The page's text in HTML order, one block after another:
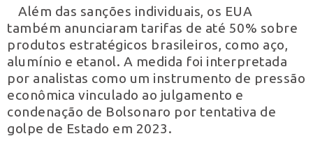
Além das sanções individuais, os EUA
também anunciaram tarifas de até 50% sobre
produtos estratégicos brasileiros, como aço,
alumínio e etanol. A medida foi interpretada
por analistas como um instrumento de pressão
econômica vinculado ao julgamento e
condenação de Bolsonaro por tentativa de
golpe de Estado em 2023.